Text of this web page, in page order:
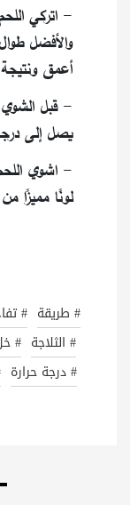
والأفضل
أعمق
- قبل
يصل إلى
- اشوي
لونًا مميزًا
# طريقة #
# الثلاجة #
# درجة حرارة